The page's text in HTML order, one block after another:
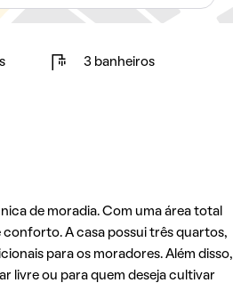
3 banheiros
de moradia. Com uma área total
conforto. A casa possui três quartos,
para os moradores. Além disso,
livre ou para quem deseja cultivar